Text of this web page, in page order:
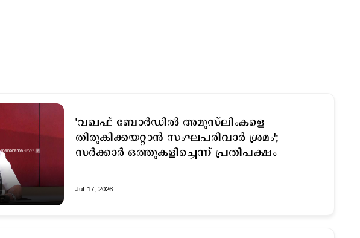
'വഖഫ് ബോര്‍ഡില്‍ അമുസ്​ലിംകളെ
തിരുകിക്കയറ്റാന്‍ സംഘപരിവാര്‍ ശ്രമം';
സര്‍ക്കാര്‍ ഒത്തുകളിച്ചെന്ന് പ്രതിപക്ഷം
Jul 17, 2026